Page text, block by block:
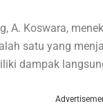
A. Koswara,
satu yang
dampak